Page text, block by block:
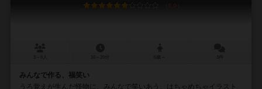
6.0
みんなで作る、福笑い
うろ覚えが生んだ怪物に、みんなで笑いあう、はちゃめちゃイラスト